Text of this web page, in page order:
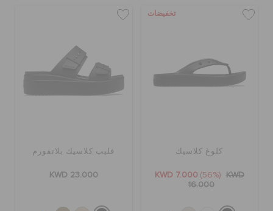
تخفيضات
كلوغ كلاسيك
KWD 7.000 (56%)
KWD
16.000
فليب كلاسيك بلاتفورم
KWD 23.000